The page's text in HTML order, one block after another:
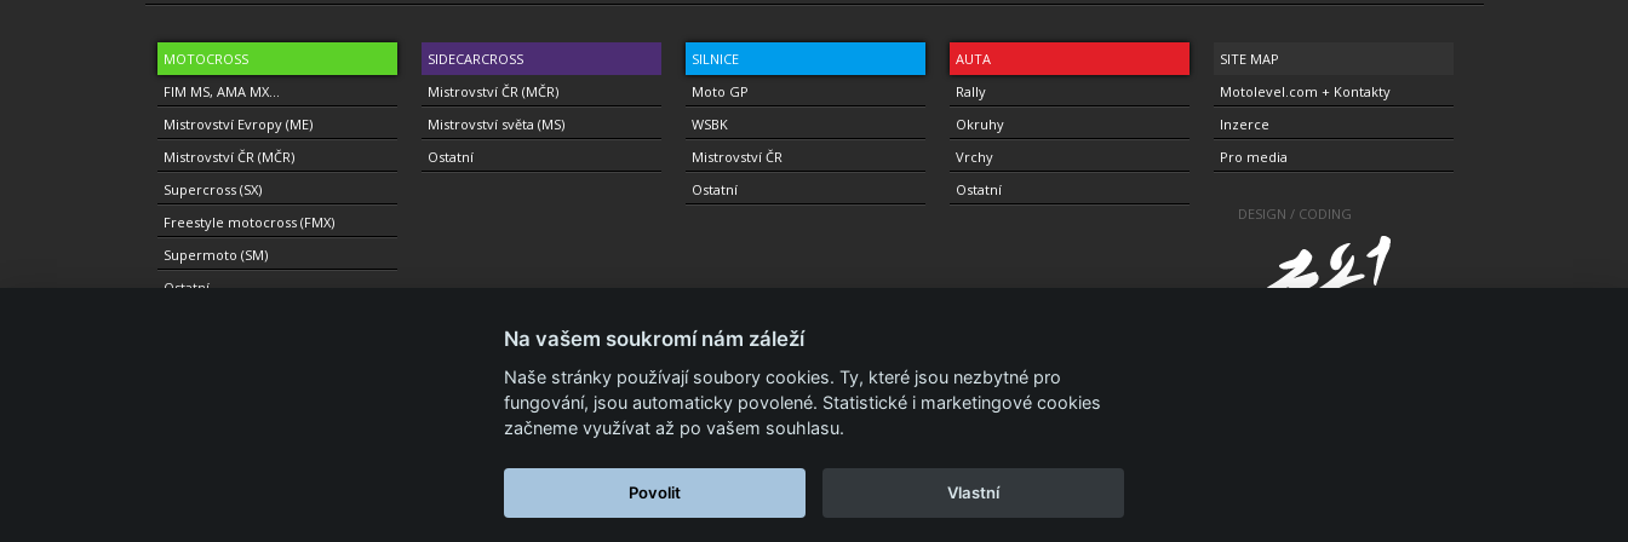
MOTOCROSS
FIM MS, AMA MX...
Mistrovství Evropy (ME)
Mistrovství ČR (MČR)
Supercross (SX)
Freestyle motocross (FMX)
Supermoto (SM)
Ostatní
SIDECARCROSS
Mistrovství ČR (MČR)
Mistrovství světa (MS)
Ostatní
SILNICE
Moto GP
WSBK
Mistrovství ČR
Ostatní
AUTA
Rally
Okruhy
Vrchy
Ostatní
SITE MAP
Motolevel.com + Kontakty
Inzerce
Pro media
DESIGN / CODING
© 2010-2021 Copyright Motolevel. Všechna práva vyhrazena. Podmínky a prohlášení - ochrana soukromí. Zásady ochrany osobních údajů.
Na vašem soukromí nám záleží
Naše stránky používají soubory cookies. Ty, které jsou nezbytné pro
fungování, jsou automaticky povolené. Statistické i marketingové cookies
začneme využívat až po vašem souhlasu.
Povolit Vlastní